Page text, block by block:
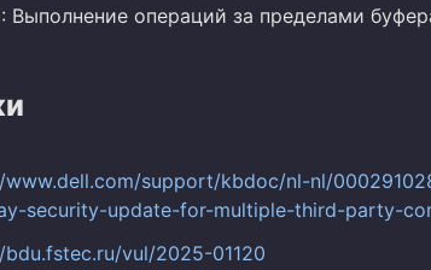
: Выполнение операций за пределами
support/kbdoc/nl-nl/
security-update-for-multiple-third-party-
vul/2025-01120